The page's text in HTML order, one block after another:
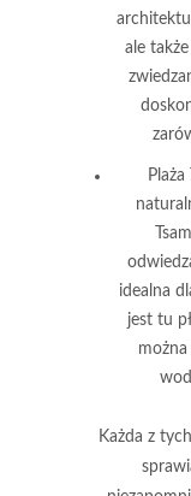
ale
Plaża
idealna
jest tu
Każda z